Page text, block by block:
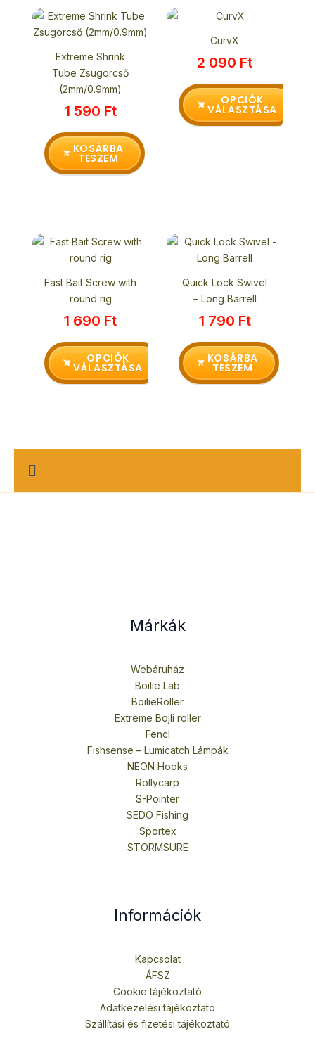
M
e
n
Extreme Shrink
Tube Zsugorcső
(2mm/0.9mm)
1 590 Ft
KOSÁRBA
TESZEM
CurvX
2 090 Ft
OPCIÓK
VÁLASZTÁSA
Ennek
terméknek
több
van.
A
változatok
Fast Bait Screw with
round rig
1 690 Ft
OPCIÓK
VÁLASZTÁSA
Ennek
a
több
variációja
van.
változatok
a
termékoldalon
Quick Lock Swivel
– Long Barrell
1 790 Ft
KOSÁRBA
TESZEM
Márkák
Webáruház
Boilie Lab
BoilieRoller
Extreme Bojli roller
Fencl
Fishsense – Lumicatch Lámpák
NEON Hooks
Rollycarp
S-Pointer
SEDO Fishing
Sportex
STORMSURE
Információk
Kapcsolat
ÁFSZ
Cookie tájékoztató
Adatkezelési tájékoztató
Szállítási és fizetési tájékoztató